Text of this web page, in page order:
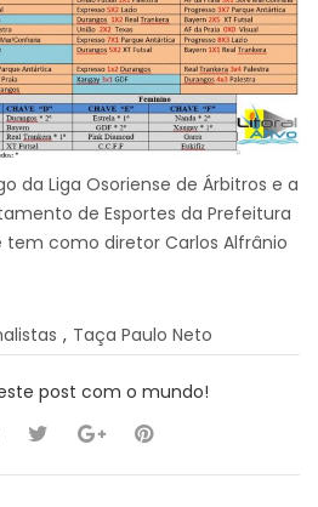
da Liga Osoriense de Árbitros e a
de Esportes da Prefeitura
como diretor Carlos Alfrânio
, Taça Paulo Neto
post com o mundo!